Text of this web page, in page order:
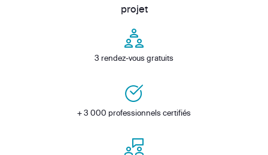
projet
3 rendez-vous gratuits
+ 3 000 professionnels certifiés